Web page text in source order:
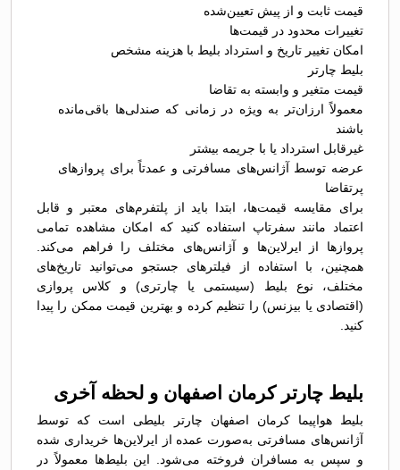
قیمت ثابت و از پیش تعیین‌شده
تغییرات محدود در قیمت‌ها
امکان تغییر تاریخ و استرداد بلیط با هزینه مشخص
بلیط چارتر
قیمت متغیر و وابسته به تقاضا
معمولاً ارزان‌تر به ویژه در زمانی که صندلی‌ها باقی‌مانده
باشند
غیرقابل استرداد یا با جریمه بیشتر
عرضه توسط آژانس‌های مسافرتی و عمدتاً برای پروازهای
پرتقاضا
برای مقایسه قیمت‌ها، ابتدا باید از پلتفرم‌های معتبر و قابل
اعتماد مانند سفرتاپ استفاده کنید که امکان مشاهده تمامی
پروازها از ایرلاین‌ها و آژانس‌های مختلف را فراهم می‌کند.
همچنین، با استفاده از فیلترهای جستجو می‌توانید تاریخ‌های
مختلف، نوع بلیط (سیستمی یا چارتری) و کلاس پروازی
(اقتصادی یا بیزنس) را تنظیم کرده و بهترین قیمت ممکن را پیدا
کنید.
بلیط چارتر کرمان اصفهان و لحظه آخری
بلیط هواپیما کرمان اصفهان چارتر بلیطی است که توسط
آژانس‌های مسافرتی به‌صورت عمده از ایرلاین‌ها خریداری شده
و سپس به مسافران فروخته می‌شود. این بلیط‌ها معمولاً در